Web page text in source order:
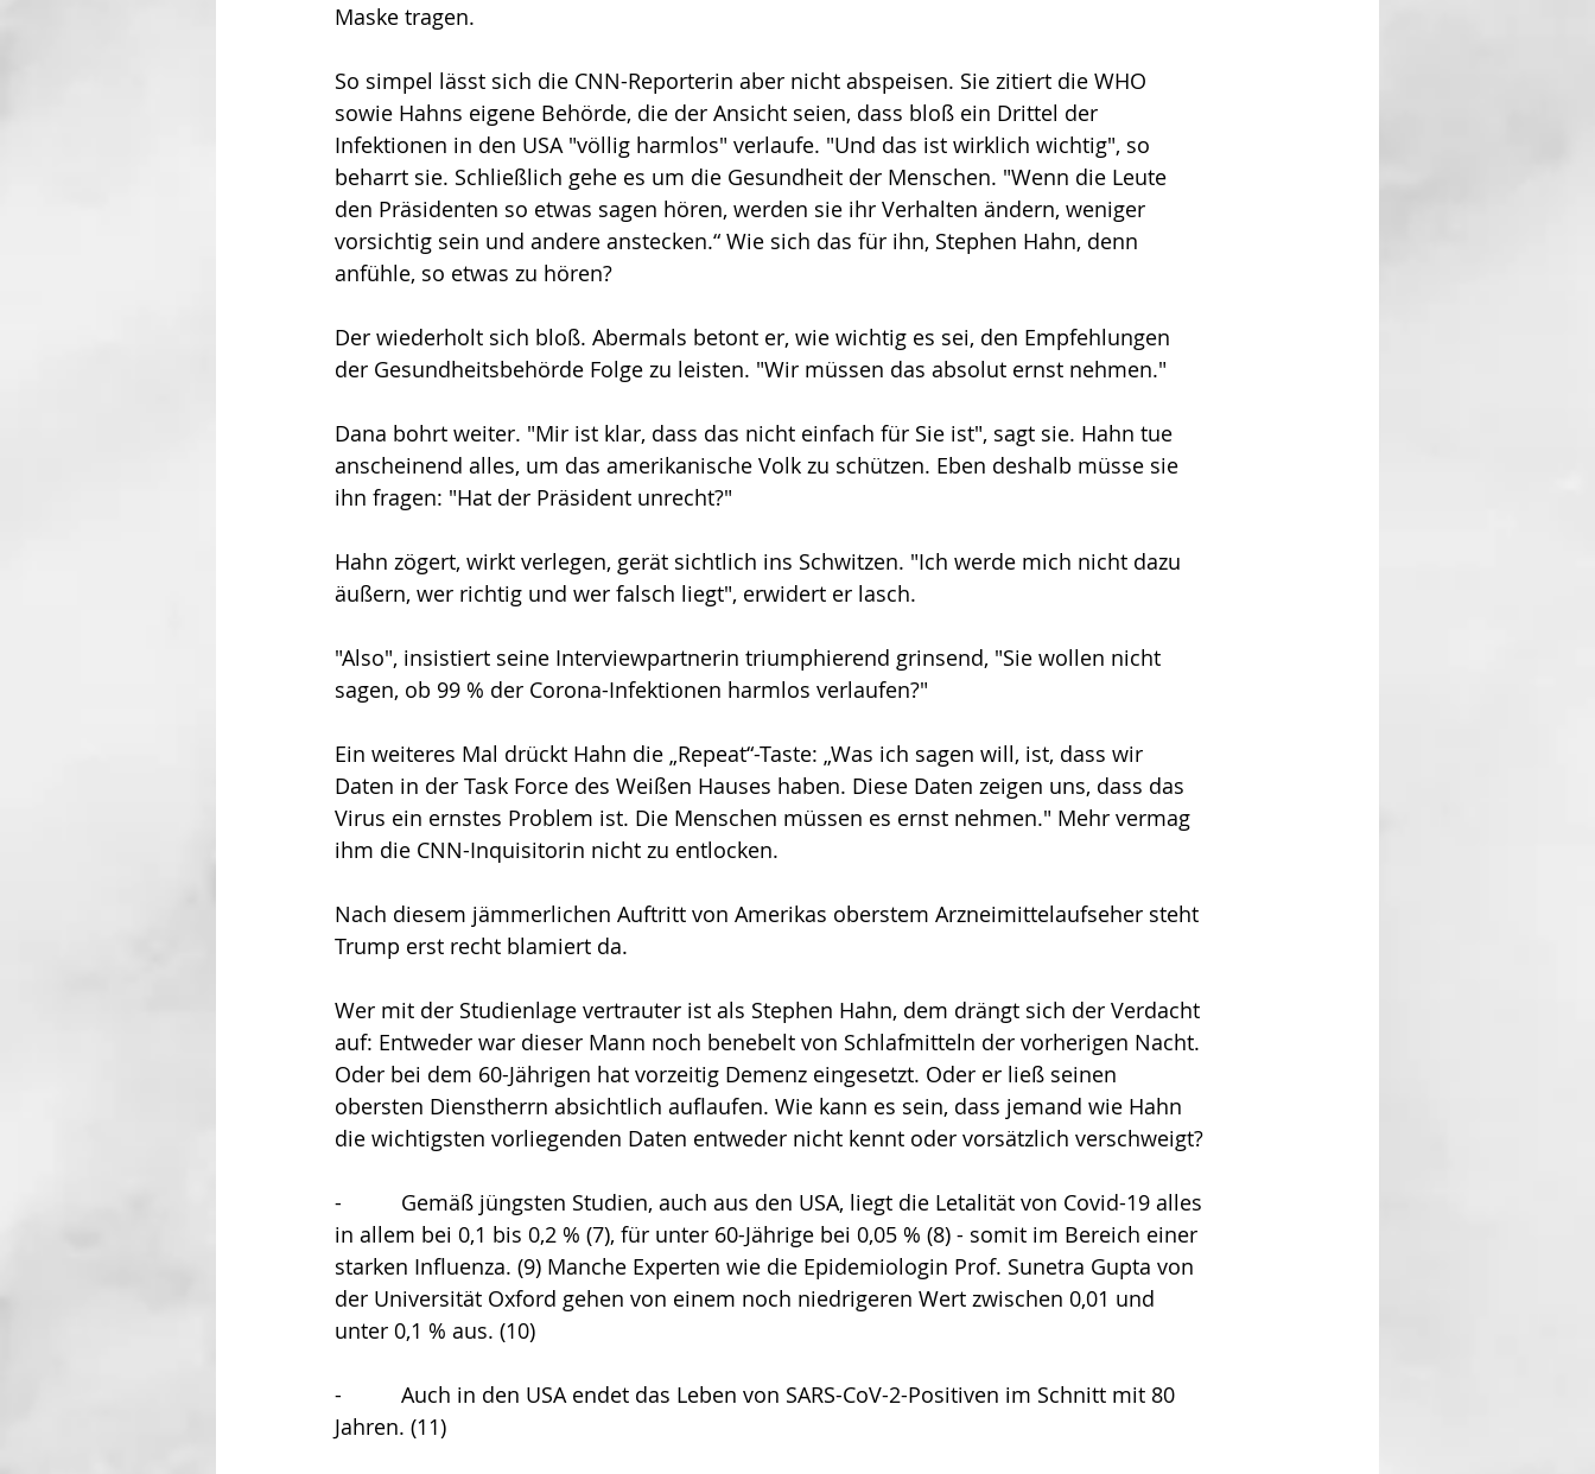
Maske tragen.
So simpel lässt sich die CNN-Reporterin aber nicht abspeisen. Sie zitiert die WHO
sowie Hahns eigene Behörde, die der Ansicht seien, dass bloß ein Drittel der
Infektionen in den USA "völlig harmlos" verlaufe. "Und das ist wirklich wichtig", so
beharrt sie. Schließlich gehe es um die Gesundheit der Menschen. "Wenn die Leute
den Präsidenten so etwas sagen hören, werden sie ihr Verhalten ändern, weniger
vorsichtig sein und andere anstecken.“ Wie sich das für ihn, Stephen Hahn, denn
anfühle, so etwas zu hören?
Der wiederholt sich bloß. Abermals betont er, wie wichtig es sei, den Empfehlungen
der Gesundheitsbehörde Folge zu leisten. "Wir müssen das absolut ernst nehmen."
Dana bohrt weiter. "Mir ist klar, dass das nicht einfach für Sie ist", sagt sie. Hahn tue
anscheinend alles, um das amerikanische Volk zu schützen. Eben deshalb müsse sie
ihn fragen: "Hat der Präsident unrecht?"
Hahn zögert, wirkt verlegen, gerät sichtlich ins Schwitzen. "Ich werde mich nicht dazu
äußern, wer richtig und wer falsch liegt", erwidert er lasch.
"Also", insistiert seine Interviewpartnerin triumphierend grinsend, "Sie wollen nicht
sagen, ob 99 % der Corona-Infektionen harmlos verlaufen?"
Ein weiteres Mal drückt Hahn die „Repeat“-Taste: „Was ich sagen will, ist, dass wir
Daten in der Task Force des Weißen Hauses haben. Diese Daten zeigen uns, dass das
Virus ein ernstes Problem ist. Die Menschen müssen es ernst nehmen." Mehr vermag
ihm die CNN-Inquisitorin nicht zu entlocken.
Nach diesem jämmerlichen Auftritt von Amerikas oberstem Arzneimittelaufseher steht
Trump erst recht blamiert da.
Wer mit der Studienlage vertrauter ist als Stephen Hahn, dem drängt sich der Verdacht
auf: Entweder war dieser Mann noch benebelt von Schlafmitteln der vorherigen Nacht.
Oder bei dem 60-Jährigen hat vorzeitig Demenz eingesetzt. Oder er ließ seinen
obersten Dienstherrn absichtlich auflaufen. Wie kann es sein, dass jemand wie Hahn
die wichtigsten vorliegenden Daten entweder nicht kennt oder vorsätzlich verschweigt?
-          Gemäß jüngsten Studien, auch aus den USA, liegt die Letalität von Covid-19 alles
in allem bei 0,1 bis 0,2 % (7), für unter 60-Jährige bei 0,05 % (8) - somit im Bereich einer
starken Influenza. (9) Manche Experten wie die Epidemiologin Prof. Sunetra Gupta von
der Universität Oxford gehen von einem noch niedrigeren Wert zwischen 0,01 und
unter 0,1 % aus. (10)
-          Auch in den USA endet das Leben von SARS-CoV-2-Positiven im Schnitt mit 80
Jahren. (11)